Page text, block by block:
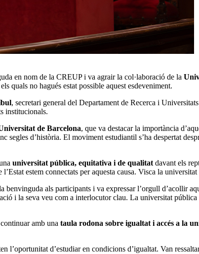
en nom de la CREUP i va agrair la col·laboració de la
quals no hagués estat possible aquest esdeveniment.
, secretari general del Departament de Recerca i
institucionals.
de Barcelona, que va destacar la importància
d’història. El moviment estudiantil s’ha despertat
universitat pública, equitativa i de qualitat davant els
estem connectats per aquesta causa. Visca la
benvinguda als participants i va expressar l’orgull d’acollir
i la seva veu com a interlocutor clau. La universitat pública
amb una taula rodona sobre igualtat i accés a la
l’oportunitat d’estudiar en condicions d’igualtat. Van